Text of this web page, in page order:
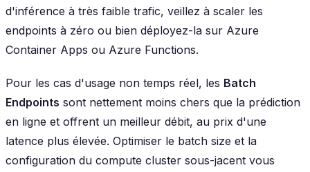
d'inférence à très faible trafic, veillez à scaler les
endpoints à zéro ou bien déployez-la sur Azure
Container Apps ou Azure Functions.
Pour les cas d'usage non temps réel, les Batch
Endpoints sont nettement moins chers que la prédiction
en ligne et offrent un meilleur débit, au prix d'une
latence plus élevée. Optimiser le batch size et la
configuration du compute cluster sous-jacent vous